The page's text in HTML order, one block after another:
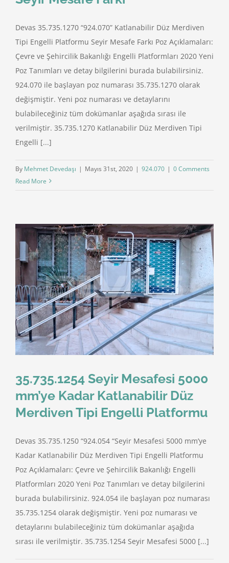
Devas 35.735.1270 “924.070” Katlanabilir Düz Merdiven
Tipi Engelli Platformu Seyir Mesafe Farkı Poz Açıklamaları:
Çevre ve Şehircilik Bakanlığı Engelli Platformları 2020 Yeni
Poz Tanımları ve detay bilgilerini burada bulabilirsiniz.
924.070 ile başlayan poz numarası 35.735.1270 olarak
değişmiştir. Yeni poz numarası ve detaylarını
bulabileceğiniz tüm dokümanlar aşağıda sırası ile
verilmiştir. 35.735.1270 Katlanabilir Düz Merdiven Tipi
Engelli [...]
By Mehmet Devedaşı | Mayıs 31st, 2020 | 924.070 | 0 Comments
Read More
35.735.1254 Seyir Mesafesi 5000
mm’ye Kadar Katlanabilir Düz
Merdiven Tipi Engelli Platformu
Devas 35.735.1250 “924.054 “Seyir Mesafesi 5000 mm’ye
Kadar Katlanabilir Düz Merdiven Tipi Engelli Platformu
Poz Açıklamaları: Çevre ve Şehircilik Bakanlığı Engelli
Platformları 2020 Yeni Poz Tanımları ve detay bilgilerini
burada bulabilirsiniz. 924.054 ile başlayan poz numarası
35.735.1254 olarak değişmiştir. Yeni poz numarası ve
detaylarını bulabileceğiniz tüm dokümanlar aşağıda
sırası ile verilmiştir. 35.735.1254 Seyir Mesafesi 5000 [...]